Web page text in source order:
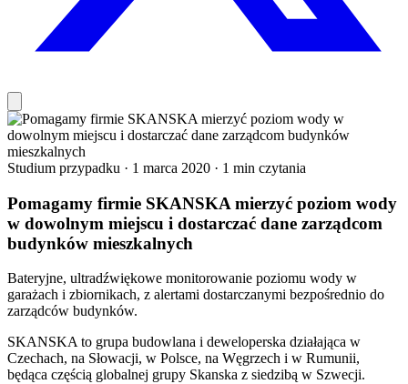
Studium przypadku · 1 marca 2020 · 1 min czytania
Pomagamy firmie SKANSKA mierzyć poziom wody
w dowolnym miejscu i dostarczać dane zarządcom
budynków mieszkalnych
Bateryjne, ultradźwiękowe monitorowanie poziomu wody w
garażach i zbiornikach, z alertami dostarczanymi bezpośrednio do
zarządców budynków.
SKANSKA to grupa budowlana i deweloperska działająca w
Czechach, na Słowacji, w Polsce, na Węgrzech i w Rumunii,
będąca częścią globalnej grupy Skanska z siedzibą w Szwecji.